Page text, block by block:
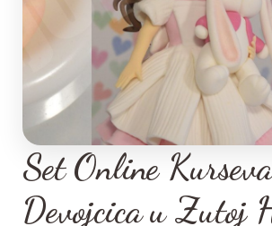
Set Online Kurseva
Devojcica u Zutoj